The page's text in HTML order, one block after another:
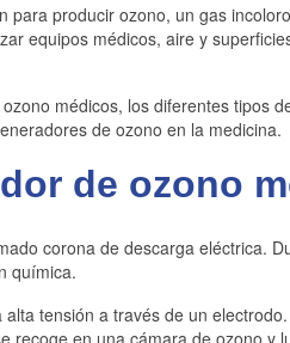
producir ozono, un gas
equipos médicos, aire y
médicos, los diferentes tipos
de ozono en la medicina.
de ozono
corona de descarga eléctrica.
química.
tensión a través de un
en una cámara de ozono y